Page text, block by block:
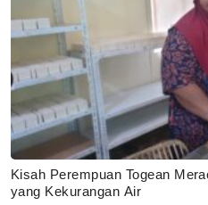
Kisah Perempuan Togean
yang Kekurangan Air